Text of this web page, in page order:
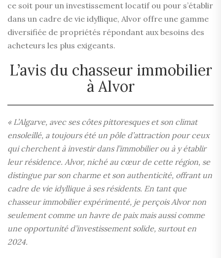
ce soit pour un investissement locatif ou pour s’établir
dans un cadre de vie idyllique, Alvor offre une gamme
diversifiée de propriétés répondant aux besoins des
acheteurs les plus exigeants.
L’avis du chasseur immobilier
à Alvor
« L’Algarve, avec ses côtes pittoresques et son climat
ensoleillé, a toujours été un pôle d’attraction pour ceux
qui cherchent à investir dans l’immobilier ou à y établir
leur résidence. Alvor, niché au cœur de cette région, se
distingue par son charme et son authenticité, offrant un
cadre de vie idyllique à ses résidents. En tant que
chasseur immobilier expérimenté, je perçois Alvor non
seulement comme un havre de paix mais aussi comme
une opportunité d’investissement solide, surtout en
2024.